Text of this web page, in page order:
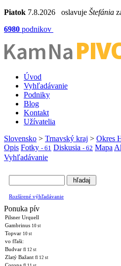
Piatok 7.8.2026 oslavuje Štefánia
6980 podnikov
Kam Na
Úvod
Vyhľadávanie
Podniky
Blog
Kontakt
Užívatelia
Slovensko > Trnavský kraj > Okres
Opis Fotky - 61 Diskusia - 62 Mapa
Vyhľadávanie
Rozšírené výhľadávanie
Ponuka pív
Pilsner Urquell
Gambrinus 10 st
Topvar 10 st
vo fľaši:
Budvar fl 12 st
Zlatý Bažant fl 12 st